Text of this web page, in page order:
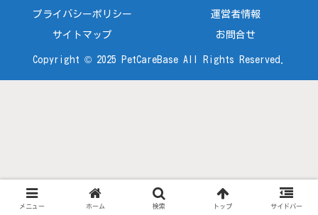
プライバシーポリシー 運営者情報
サイトマップ お問合せ
Copyright © 2025 PetCareBase All Rights Reserved.
メニュー ホーム 検索 トップ サイドバー